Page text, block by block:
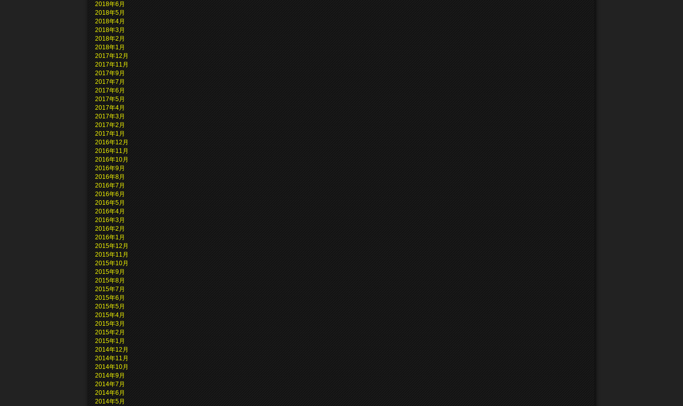
2018年6月
2018年5月
2018年4月
2018年3月
2018年2月
2018年1月
2017年12月
2017年11月
2017年9月
2017年7月
2017年6月
2017年5月
2017年4月
2017年3月
2017年2月
2017年1月
2016年12月
2016年11月
2016年10月
2016年9月
2016年8月
2016年7月
2016年6月
2016年5月
2016年4月
2016年3月
2016年2月
2016年1月
2015年12月
2015年11月
2015年10月
2015年9月
2015年8月
2015年7月
2015年6月
2015年5月
2015年4月
2015年3月
2015年2月
2015年1月
2014年12月
2014年11月
2014年10月
2014年9月
2014年7月
2014年6月
2014年5月